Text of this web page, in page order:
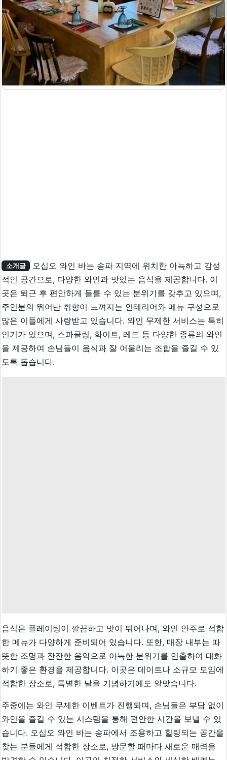
소개글
오십오 와인 바는 송파 지역에 위치한 아늑하고 감성
적인 공간으로, 다양한 와인과 맛있는 음식을 제공합니다. 이
곳은 퇴근 후 편안하게 들를 수 있는 분위기를 갖추고 있으며,
주인분의 뛰어난 취향이 느껴지는 인테리어와 메뉴 구성으로
많은 이들에게 사랑받고 있습니다. 와인 무제한 서비스는 특히
인기가 있으며, 스파클링, 화이트, 레드 등 다양한 종류의 와인
을 제공하여 손님들이 음식과 잘 어울리는 조합을 즐길 수 있
도록 돕습니다.
음식은 플레이팅이 깔끔하고 맛이 뛰어나며, 와인 안주로 적합
한 메뉴가 다양하게 준비되어 있습니다. 또한, 매장 내부는 따
뜻한 조명과 잔잔한 음악으로 아늑한 분위기를 연출하여 대화
하기 좋은 환경을 제공합니다. 이곳은 데이트나 소규모 모임에
적합한 장소로, 특별한 날을 기념하기에도 알맞습니다.
주중에는 와인 무제한 이벤트가 진행되며, 손님들은 부담 없이
와인을 즐길 수 있는 시스템을 통해 편안한 시간을 보낼 수 있
습니다. 오십오 와인 바는 송파에서 조용하고 힐링되는 공간을
찾는 분들에게 적합한 장소로, 방문할 때마다 새로운 매력을